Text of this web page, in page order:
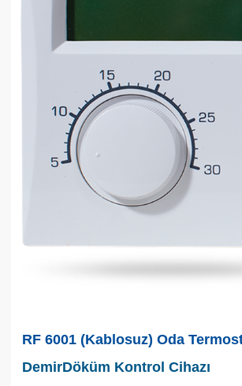
RF 6001 (Kablosuz) Oda
DemirDöküm Kontrol Cihazı